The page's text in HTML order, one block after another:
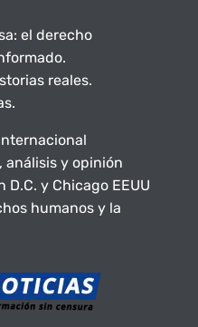
el derecho
reales.
análisis y opinión
D.C. y Chicago EEUU
humanos y la